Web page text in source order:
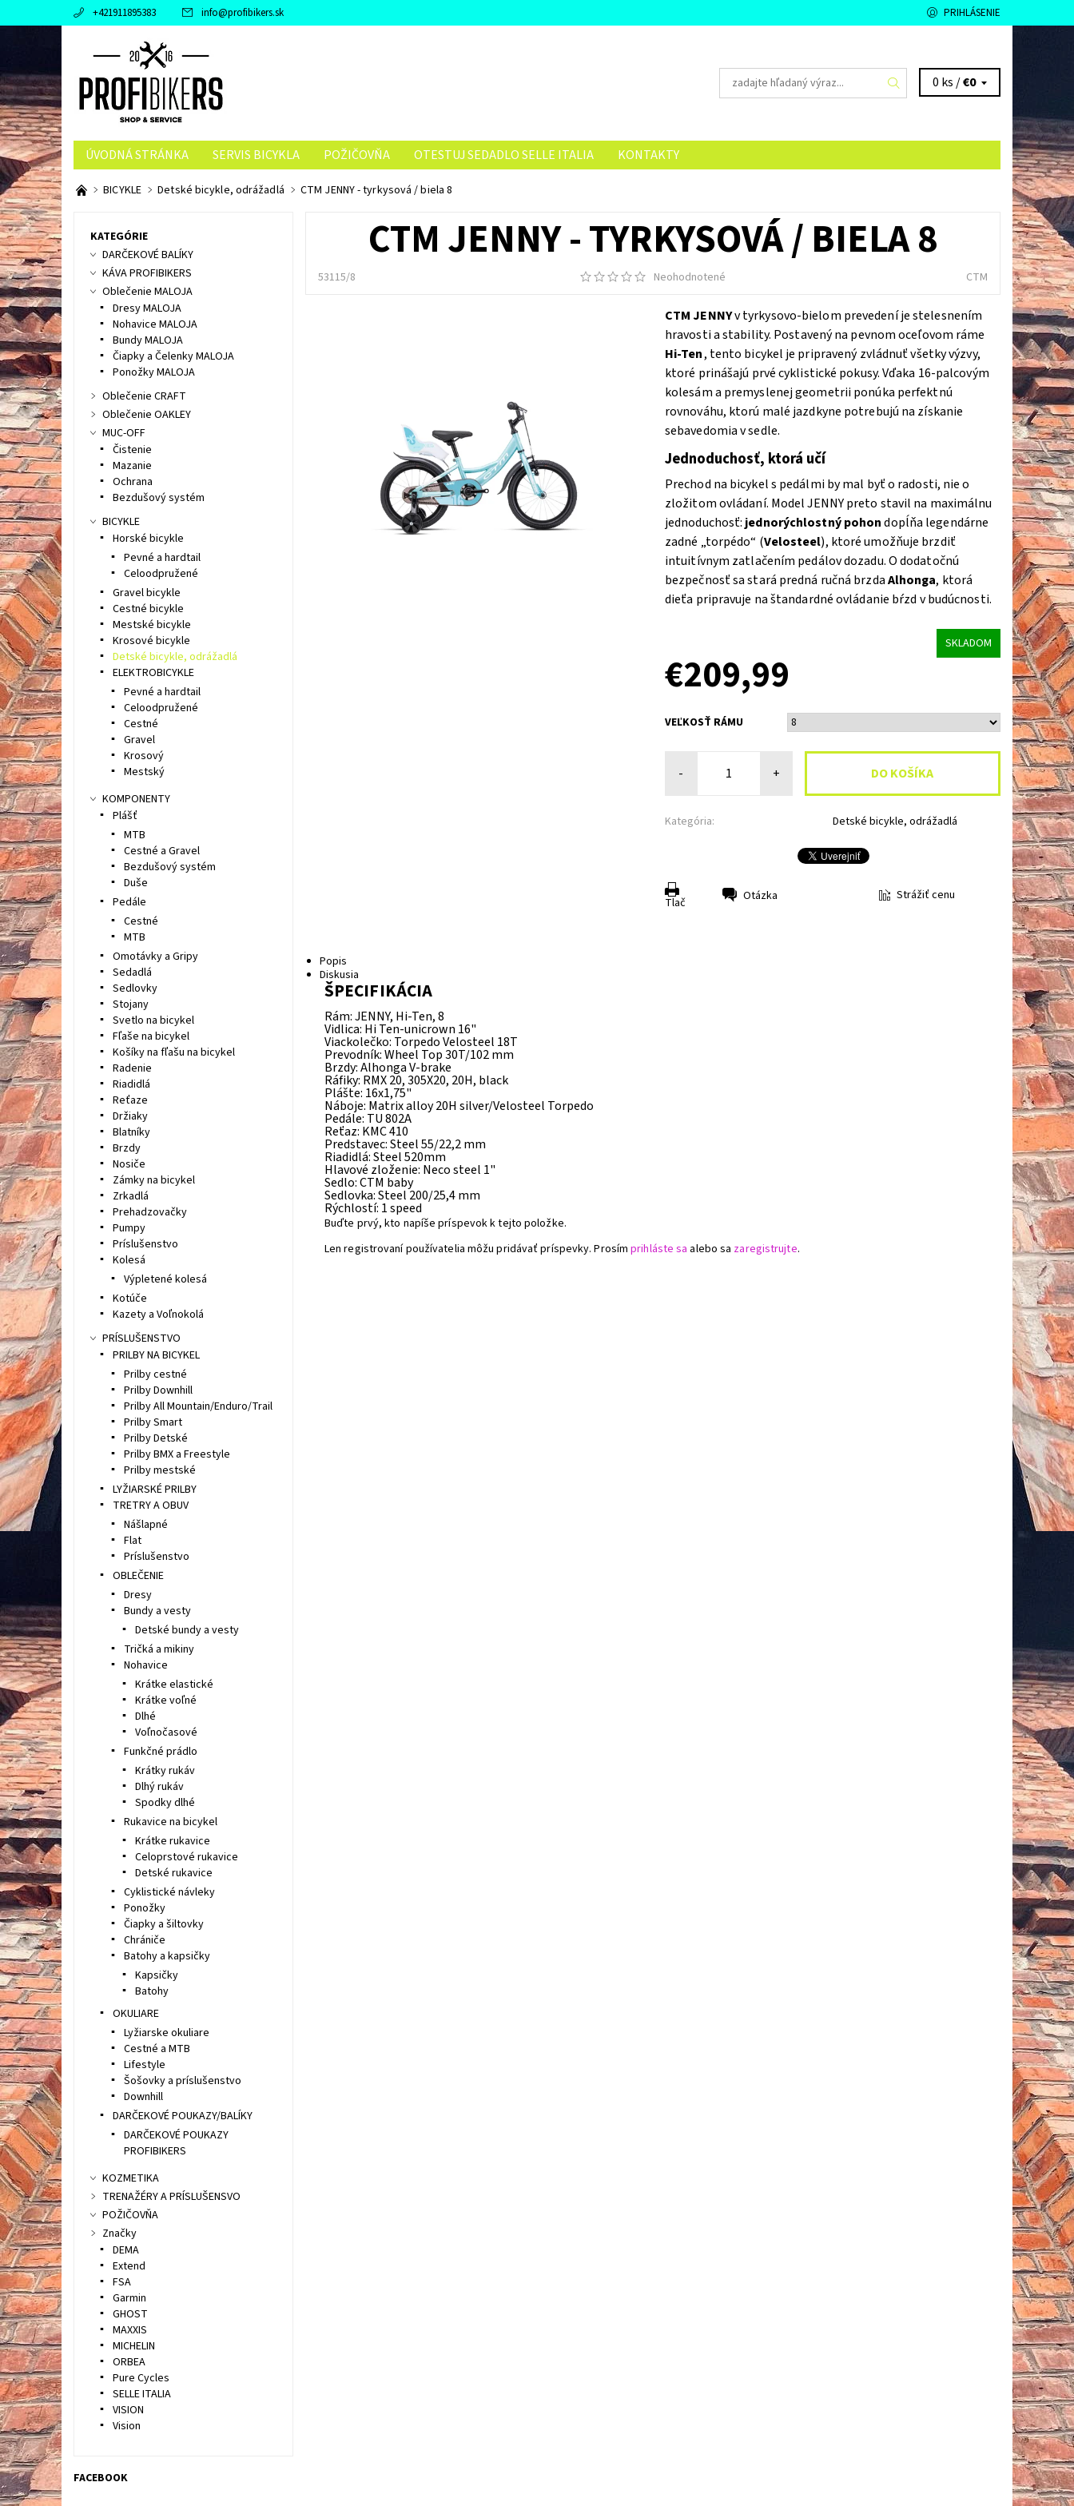
+421911895383 info@profibikers.sk PRIHLÁSENIE
0 ks /€0
ÚVODNÁ STRÁNKA SERVIS BICYKLA POŽIČOVŇA OTESTUJ SEDADLO SELLE ITALIA KONTAKTY
BICYKLE Detské bicykle, odrážadlá CTM JENNY - tyrkysová / biela 8
CTM JENNY - TYRKYSOVÁ / BIELA 8
53115/8 Neohodnotené CTM
CTM JENNYv tyrkysovo-bielom prevedení je stelesnením
hravosti a stability. Postavený na pevnom oceľovom ráme
Hi-Ten, tento bicykel je pripravený zvládnuť všetky výzvy,
ktoré prinášajú prvé cyklistické pokusy. Vďaka 16-palcovým
kolesám a premyslenej geometrii ponúka perfektnú
rovnováhu, ktorú malé jazdkyne potrebujú na získanie
sebavedomia v sedle.
Jednoduchosť, ktorá učí
Prechod na bicykel s pedálmi by mal byť o radosti, nie o
zložitom ovládaní. Model JENNY preto stavil na maximálnu
jednoduchosť: jednorýchlostný pohondopĺňa legendárne
zadné „torpédo“ (Velosteel), ktoré umožňuje brzdiť
intuitívnym zatlačením pedálov dozadu. O dodatočnú
bezpečnosť sa stará predná ručná brzdaAlhonga, ktorá
dieťa pripravuje na štandardné ovládanie bŕzd v budúcnosti.
SKLADOM
€209,99
VEĽKOSŤ RÁMU
- +
Kategória: Detské bicykle, odrážadlá
Tlač Otázka Strážiť cenu
Popis
Diskusia
ŠPECIFIKÁCIA
Rám: JENNY, Hi-Ten, 8
Vidlica: Hi Ten-unicrown 16"
Viackolečko: Torpedo Velosteel 18T
Prevodník: Wheel Top 30T/102 mm
Brzdy: Alhonga V-brake
Ráfiky: RMX 20, 305X20, 20H, black
Plášte: 16x1,75"
Náboje: Matrix alloy 20H silver/Velosteel Torpedo
Pedále: TU 802A
Reťaz: KMC 410
Predstavec: Steel 55/22,2 mm
Riadidlá: Steel 520mm
Hlavové zloženie: Neco steel 1"
Sedlo: CTM baby
Sedlovka: Steel 200/25,4 mm
Rýchlostí: 1 speed
Buďte prvý, kto napíše príspevok k tejto položke.
Len registrovaní používatelia môžu pridávať príspevky. Prosímprihláste sa alebo sa zaregistrujte.
KATEGÓRIE
DARČEKOVÉ BALÍKY
KÁVA PROFIBIKERS
Oblečenie MALOJA
Dresy MALOJA
Nohavice MALOJA
Bundy MALOJA
Čiapky a Čelenky MALOJA
Ponožky MALOJA
Oblečenie CRAFT
Oblečenie OAKLEY
MUC-OFF
Čistenie
Mazanie
Ochrana
Bezdušový systém
BICYKLE
Horské bicykle
Pevné a hardtail
Celoodpružené
Gravel bicykle
Cestné bicykle
Mestské bicykle
Krosové bicykle
Detské bicykle, odrážadlá
ELEKTROBICYKLE
Pevné a hardtail
Celoodpružené
Cestné
Gravel
Krosový
Mestský
KOMPONENTY
Plášť
MTB
Cestné a Gravel
Bezdušový systém
Duše
Pedále
Cestné
MTB
Omotávky a Gripy
Sedadlá
Sedlovky
Stojany
Svetlo na bicykel
Fľaše na bicykel
Košíky na fľašu na bicykel
Radenie
Riadidlá
Reťaze
Držiaky
Blatníky
Brzdy
Nosiče
Zámky na bicykel
Zrkadlá
Prehadzovačky
Pumpy
Príslušenstvo
Kolesá
Výpletené kolesá
Kotúče
Kazety a Voľnokolá
PRÍSLUŠENSTVO
PRILBY NA BICYKEL
Prilby cestné
Prilby Downhill
Prilby All Mountain/Enduro/Trail
Prilby Smart
Prilby Detské
Prilby BMX a Freestyle
Prilby mestské
LYŽIARSKÉ PRILBY
TRETRY A OBUV
Nášlapné
Flat
Príslušenstvo
OBLEČENIE
Dresy
Bundy a vesty
Detské bundy a vesty
Tričká a mikiny
Nohavice
Krátke elastické
Krátke voľné
Dlhé
Voľnočasové
Funkčné prádlo
Krátky rukáv
Dlhý rukáv
Spodky dlhé
Rukavice na bicykel
Krátke rukavice
Celoprstové rukavice
Detské rukavice
Cyklistické návleky
Ponožky
Čiapky a šiltovky
Chrániče
Batohy a kapsičky
Kapsičky
Batohy
OKULIARE
Lyžiarske okuliare
Cestné a MTB
Lifestyle
Šošovky a príslušenstvo
Downhill
DARČEKOVÉ POUKAZY/BALÍKY
DARČEKOVÉ POUKAZY
PROFIBIKERS
KOZMETIKA
TRENAŽÉRY A PRÍSLUŠENSVO
POŽIČOVŇA
Značky
DEMA
Extend
FSA
Garmin
GHOST
MAXXIS
MICHELIN
ORBEA
Pure Cycles
SELLE ITALIA
VISION
Vision
FACEBOOK